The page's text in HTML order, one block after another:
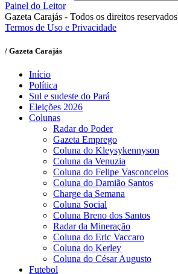
Painel do Leitor
Gazeta Carajás - Todos os direitos reservados
Termos de Uso e Privacidade
/ Gazeta Carajás
Início
Política
Sul e sudeste do Pará
Eleições 2026
Colunas
Radar do Poder
Gazeta Emprego
Coluna do Kleysykennyson
Coluna da Venuzia
Coluna do Felipe Vasconcelos
Coluna do Damião Santos
Charge da Semana
Coluna Social
Coluna Breno dos Santos
Radar da Mineração
Coluna do Eric Vaccaro
Coluna do Kerley
Coluna do César Augusto
Futebol